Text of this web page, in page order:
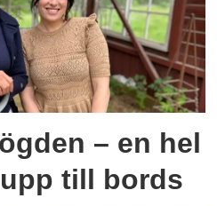
– en hel
till bords